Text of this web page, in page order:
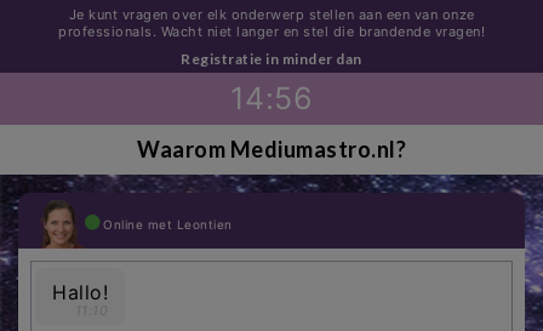
Je kunt vragen over elk onderwerp stellen aan een van onze
professionals. Wacht niet langer en stel die brandende vragen!
Online met Leontien
Hallo!
Registratie in minder dan
14:56
Waarom Mediumastro.nl?